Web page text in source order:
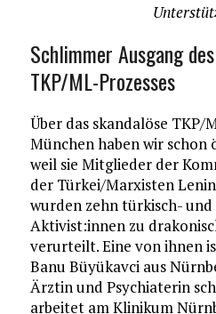
Schlimmer Ausgang
TKP/ML-Prozesses
Über das skandalöse TKP/
München haben wir
weil sie Mitglieder der
der Türkei/Marxisten
wurden zehn türkisch-
Aktivist:innen zu
verurteilt. Eine von ihnen
Banu Büyükavci aus
Ärztin und Psychiaterin
arbeitet am Klinikum